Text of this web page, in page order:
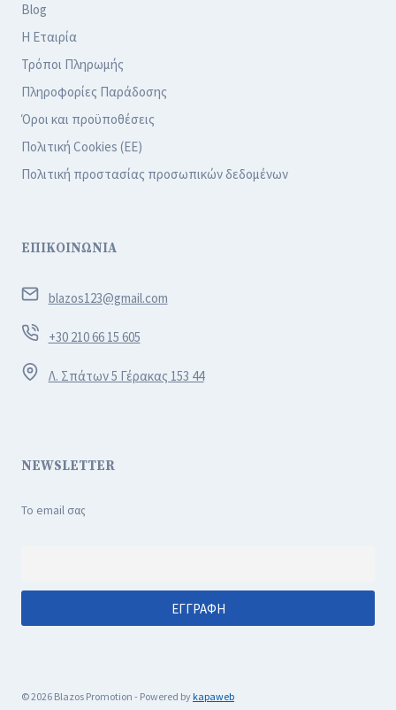
Blog
Η Εταιρία
Τρόποι Πληρωμής
Πληροφορίες Παράδοσης
Όροι και προϋποθέσεις
Πολιτική Cookies (ΕΕ)
Πολιτική προστασίας προσωπικών δεδομένων
ΕΠΙΚΟΙΝΩΝΙΑ
blazos123@gmail.com
+30 210 66 15 605
Λ. Σπάτων 5 Γέρακας 153 44
NEWSLETTER
Το email σας
© 2026 Blazos Promotion - Powered by kapaweb